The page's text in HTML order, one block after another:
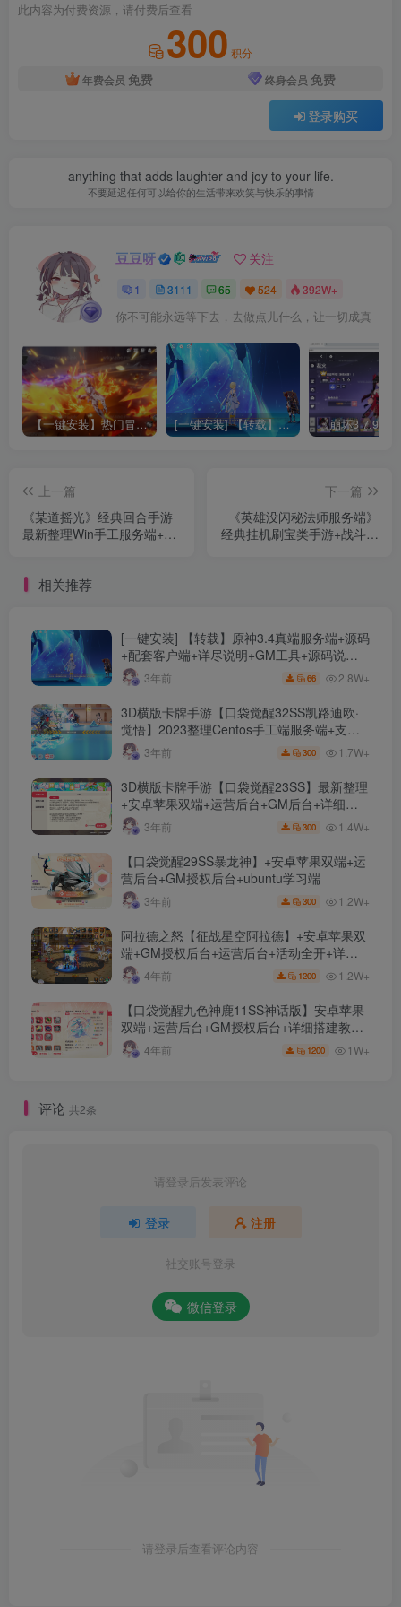
此内容为付费资源，请付费后查看
300 积分
年费会员 免费 终身会员 免费
登录购买
anything that adds laughter and joy to your life.
不要延迟任何可以给你的生活带来欢笑与快乐的事情
豆豆呀 关注
1 3111 65 524 392W+
你不可能永远等下去，去做点儿什么，让一切成真
【一键安装】热门冒险策略类游戏崩坏：星穹铁道全新2.3版本一键端+一键代理+一键启动+免虚拟机 [一键安装] 【转载】原神3.4真端服务端+源码+配套客户端+详尽说明+GM工具+源码说明文件
上一篇
《某道摇光》经典回合手游
最新整理Win手工服务端+安
下一篇
《英雄没闪秘法师服务端》
经典挂机刷宝类手游+战斗法
相关推荐
[一键安装] 【转载】原神3.4真端服务端+源码
+配套客户端+详尽说明+GM工具+源码说明
文件3年前 66 2.8W+
3D横版卡牌手游【口袋觉醒32SS凯路迪欧·
觉悟】2023整理Centos手工端服务端+支付
对接+安卓苹果双端+运营后台+GM授权后台
+代理后台
3年前 300 1.7W+
3D横版卡牌手游【口袋觉醒23SS】最新整理
+安卓苹果双端+运营后台+GM后台+详细搭
建教程3年前 300 1.4W+
【口袋觉醒29SS暴龙神】+安卓苹果双端+运
营后台+GM授权后台+ubuntu学习端
3年前 300 1.2W+
阿拉德之怒【征战星空阿拉德】+安卓苹果双
端+GM授权后台+运营后台+活动全开+详细
教程 4年前 1200 1.2W+
【口袋觉醒九色神鹿11SS神话版】安卓苹果
双端+运营后台+GM授权后台+详细搭建教
程。 4年前 1200 1W+
评论 共2条
请登录后发表评论
登录 注册
社交账号登录
微信登录
请登录后查看评论内容